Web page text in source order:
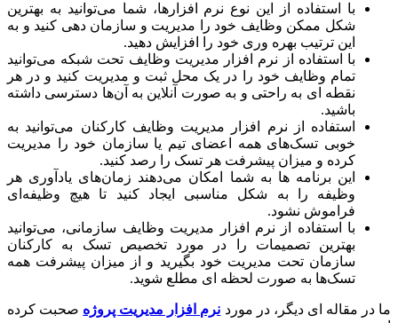
با استفاده از این نوع نرم افزارها، شما می‌توانید به بهترین
شکل ممکن وظایف خود را مدیریت و سازمان دهی کنید و به
این ترتیب بهره وری خود را افزایش دهید.
با استفاده از نرم افزار مدیریت وظایف تحت شبکه می‌توانید
تمام وظایف خود را در یک محل ثبت و مدیریت کنید و در هر
نقطه ای به راحتی و به صورت آنلاین به آن‌ها دسترسی داشته
باشید.
استفاده از نرم افزار مدیریت وظایف کارکنان می‌توانید به
خوبی تسک‌های همه اعضای تیم یا سازمان خود را مدیریت
کرده و میزان پیشرفت هر تسک را رصد کنید.
این برنامه ها به شما امکان می‌دهند زمان‌های یادآوری هر
وظیفه را به شکل مناسبی ایجاد کنید تا هیچ وظیفه‌ای
فراموش نشود.
با استفاده از نرم افزار مدیریت وظایف سازمانی، می‌توانید
بهترین تصمیمات را در مورد تخصیص تسک به کارکنان
سازمان تحت مدیریت خود بگیرید و از میزان پیشرفت همه
تسک‌ها به صورت لحظه ای مطلع شوید.
مقاله ای دیگر، در موردنرم افزار مدیریت پروژهصحبت کرده